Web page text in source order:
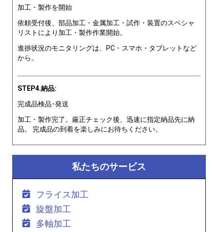
加工・製作を開始
依頼受付後、部品加工・金属加工・試作・装置のスペシャ
リストにより加工・製作作業開始。
進捗状況のモニタリングは、PC・スマホ・タブレットなど
から。
STEP4.納品:
完成品検品･発送
加工・製作完了。厳正チェック後、迅速に指定納品先に納
品。 完成品の到着を楽しみにお待ちください。
私たちのサービス
フライス加工
旋盤加工
多軸加工